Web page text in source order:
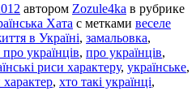
автором Zozule4ka в рубрике
Хата с метками веселе
в Україні, замальовка,
українців, про українців,
риси характеру, українське,
характер, хто такі українці,